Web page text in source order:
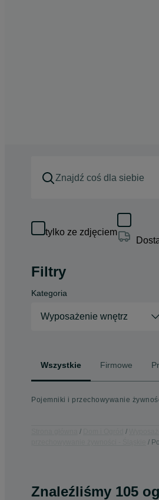
tylko ze zdjęciem
Filtry
Kategoria
Wyposażenie wnętrz
Wszystkie Firmowe
Pojemniki i przechowywanie
Znaleźliśmy 105